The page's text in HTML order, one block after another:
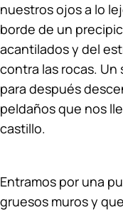
nuestros ojos a lo
borde de un
acantilados y del
contra las rocas.
para después
peldaños que nos
castillo.
Entramos por una
gruesos muros y